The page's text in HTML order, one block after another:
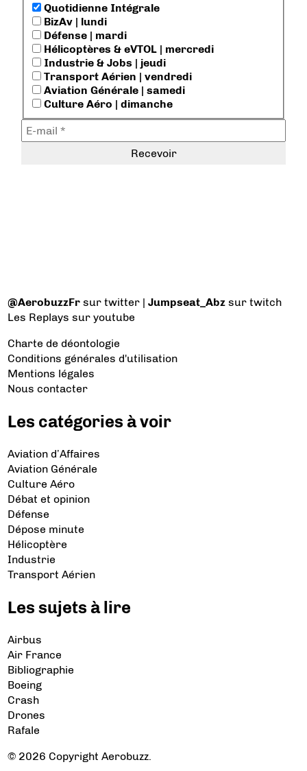
Quotidienne Intégrale
BizAv | lundi
Défense | mardi
Hélicoptères & eVTOL | mercredi
Industrie & Jobs | jeudi
Transport Aérien | vendredi
Aviation Générale | samedi
Culture Aéro | dimanche
@AerobuzzFr sur twitter |Jumpseat_Abz sur twitch
Les Replays sur youtube
Charte de déontologie
Conditions générales d'utilisation
Mentions légales
Nous contacter
Les catégories à voir
Aviation d’Affaires
Aviation Générale
Culture Aéro
Débat et opinion
Défense
Dépose minute
Hélicoptère
Industrie
Transport Aérien
Les sujets à lire
Airbus
Air France
Bibliographie
Boeing
Crash
Drones
Rafale
© 2026 Copyright Aerobuzz.